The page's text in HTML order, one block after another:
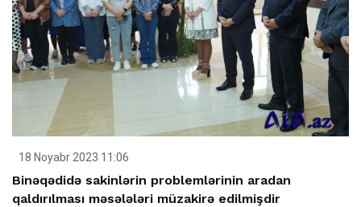
18 Noyabr 2023 11:06
Binəqədidə sakinlərin problemlərinin aradan
qaldırılması məsələləri müzakirə edilmişdir